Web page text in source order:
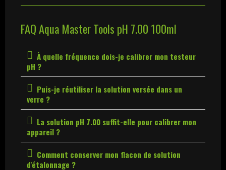
FAQ Aqua Master Tools pH 7.00 100ml
À quelle fréquence dois-je calibrer mon testeur
pH ?
Puis-je réutiliser la solution versée dans un
verre ?
La solution pH 7.00 suffit-elle pour calibrer mon
appareil ?
Comment conserver mon flacon de solution
d'étalonnage ?